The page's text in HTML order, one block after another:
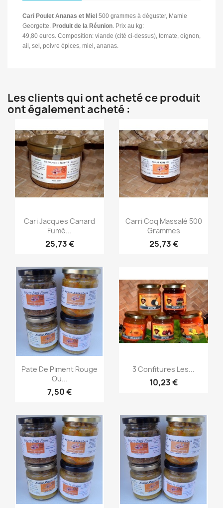
Cari Poulet Ananas et Miel 500 grammes à déguster, Mamie
Georgette. Produit de la Réunion. Prix au kg:
49,80 euros. Composition: viande (cité ci-dessus), tomate, oignon,
ail, sel, poivre épices, miel, ananas.
Les clients qui ont acheté ce produit
ont également acheté :
Aperçu rapide
Cari Jacques Canard
Fumé...
25,73 €
Aperçu rapide
Carri Coq Massalé 500
Grammes
25,73 €
 Aperçu rapide
Pate De Piment Rouge
Ou...
7,50 €
Aperçu rapide
3 Confitures Les...
10,23 €